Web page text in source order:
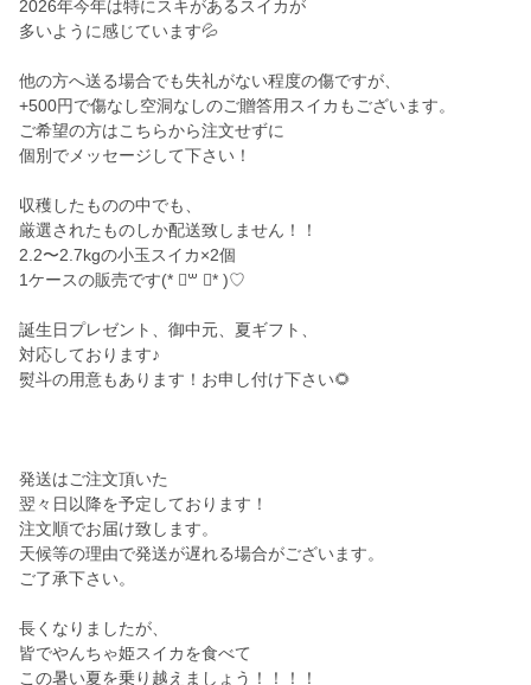
2026年今年は特にスキがあるスイカが
多いように感じています💦
他の方へ送る場合でも失礼がない程度の傷ですが、
+500円で傷なし空洞なしのご贈答用スイカもございます。
ご希望の方はこちらから注文せずに
個別でメッセージして下さい！
収穫したものの中でも、
厳選されたものしか配送致しません！！
2.2〜2.7kgの小玉スイカ×2個
1ケースの販売です(* ॑꒳ ॑* )♡
誕生日プレゼント、御中元、夏ギフト、
対応しております♪
熨斗の用意もあります！お申し付け下さい🌻
発送はご注文頂いた
翌々日以降を予定しております！
注文順でお届け致します。
天候等の理由で発送が遅れる場合がございます。
ご了承下さい。
長くなりましたが、
皆でやんちゃ姫スイカを食べて
この暑い夏を乗り越えましょう！！！！